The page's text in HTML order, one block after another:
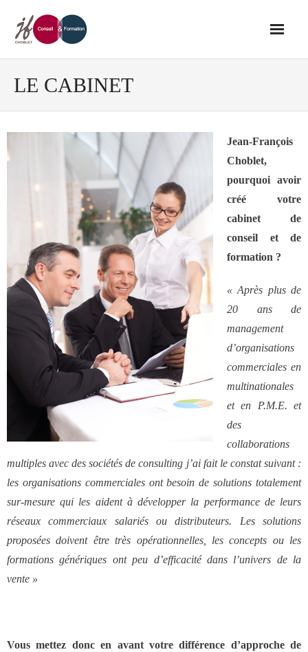
Accueil
Conseil
- Audit de votre réseau de vente
- Conseil en stratégie commerciale
- Conseil en développement des outils
de vente
- Ingénierie des ressources humaines
des réseaux de vente
Formation
- Formations aux techniques de vente
- Formations des managers
commerciaux
- Formations organisationnelles
Dirigeants
Le Cabinet
LE CABINET
Jean-François
Choblet,
pourquoi avoir
créé votre
cabinet de
conseil et de
formation ?
« Après plus de
20 ans de
management
d’organisations
commerciales en
multinationales
et en P.M.E. et
des
collaborations
multiples avec des sociétés de consulting j’ai fait le constat suivant :
les organisations commerciales ont besoin de solutions totalement
sur-mesure qui les aident à développer la performance de leurs
réseaux commerciaux salariés ou distributeurs. Les solutions
proposées doivent être très opérationnelles, les concepts ou les
formations génériques ont peu d’efficacité dans l’univers de la
vente »
Vous mettez donc en avant votre différence d’approche de